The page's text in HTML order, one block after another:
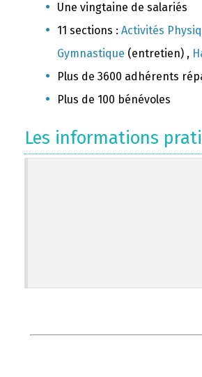
Une vingtaine de salariés
11 sections : Activités
Gymnastique (entretien) ,
Plus de 3600 adhérents
Plus de 100 bénévoles
Les informations